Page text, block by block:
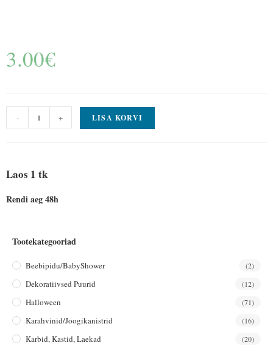
3.00€
- + LISA KORVI
Laos 1 tk
Rendi aeg 48h
Tootekategooriad
Beebipidu/BabyShower (2)
Dekoratiivsed Puurid (12)
Halloween (71)
Karahvinid/joogikanistrid (16)
Karbid, Kastid, Laekad (20)